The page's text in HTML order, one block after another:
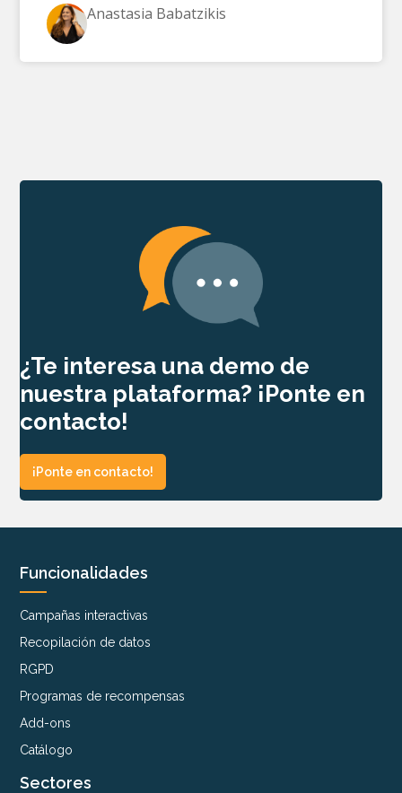
Anastasia Babatzikis
¿Te interesa una demo de
nuestra plataforma? ¡Ponte en
contacto!
¡Ponte en contacto!
Funcionalidades
Campañas interactivas
Recopilación de datos
RGPD
Programas de recompensas
Add-ons
Catálogo
Sectores